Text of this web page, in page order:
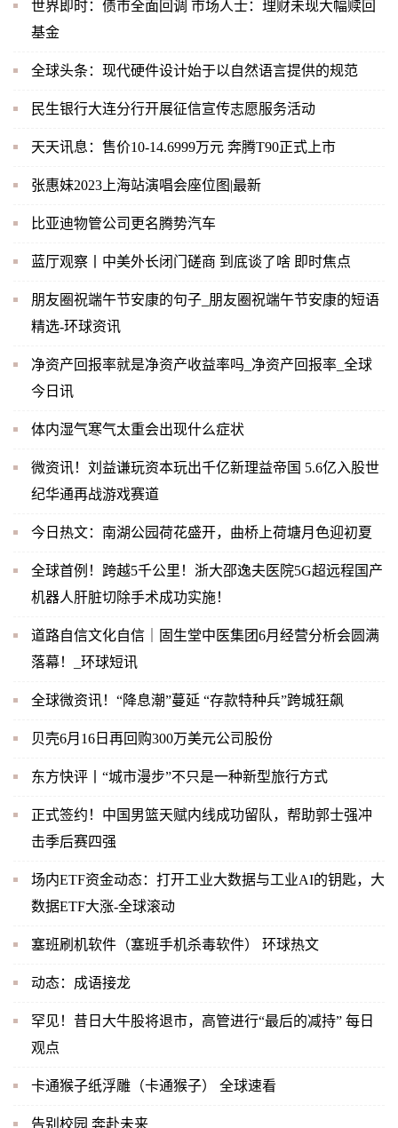
世界即时：债市全面回调 市场人士：理财未现大幅赎回
基金
全球头条：现代硬件设计始于以自然语言提供的规范
民生银行大连分行开展征信宣传志愿服务活动
天天讯息：售价10-14.6999万元 奔腾T90正式上市
张惠妹2023上海站演唱会座位图|最新
比亚迪物管公司更名腾势汽车
蓝厅观察丨中美外长闭门磋商 到底谈了啥 即时焦点
朋友圈祝端午节安康的句子_朋友圈祝端午节安康的短语
精选-环球资讯
净资产回报率就是净资产收益率吗_净资产回报率_全球
今日讯
体内湿气寒气太重会出现什么症状
微资讯！刘益谦玩资本玩出千亿新理益帝国 5.6亿入股世
纪华通再战游戏赛道
今日热文：南湖公园荷花盛开，曲桥上荷塘月色迎初夏
全球首例！跨越5千公里！浙大邵逸夫医院5G超远程国产
机器人肝脏切除手术成功实施！
道路自信文化自信｜固生堂中医集团6月经营分析会圆满
落幕！_环球短讯
全球微资讯！“降息潮”蔓延 “存款特种兵”跨城狂飙
贝壳6月16日再回购300万美元公司股份
东方快评丨“城市漫步”不只是一种新型旅行方式
正式签约！中国男篮天赋内线成功留队，帮助郭士强冲
击季后赛四强
场内ETF资金动态：打开工业大数据与工业AI的钥匙，大
数据ETF大涨-全球滚动
塞班刷机软件（塞班手机杀毒软件） 环球热文
动态：成语接龙
罕见！昔日大牛股将退市，高管进行“最后的减持” 每日
观点
卡通猴子纸浮雕（卡通猴子） 全球速看
告别校园 奔赴未来